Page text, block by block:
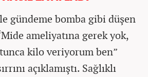
gündeme bomba gibi düşen
ameliyatına gerek yok,
kilo veriyorum ben”
açıklamıştı. Sağlıklı